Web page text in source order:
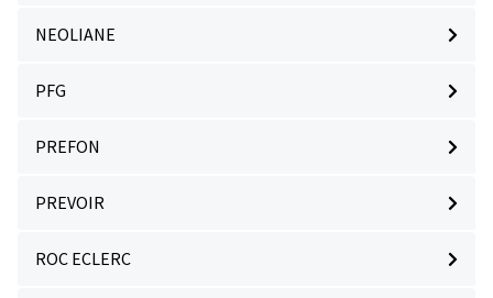
NEOLIANE
PFG
PREFON
PREVOIR
ROC ECLERC